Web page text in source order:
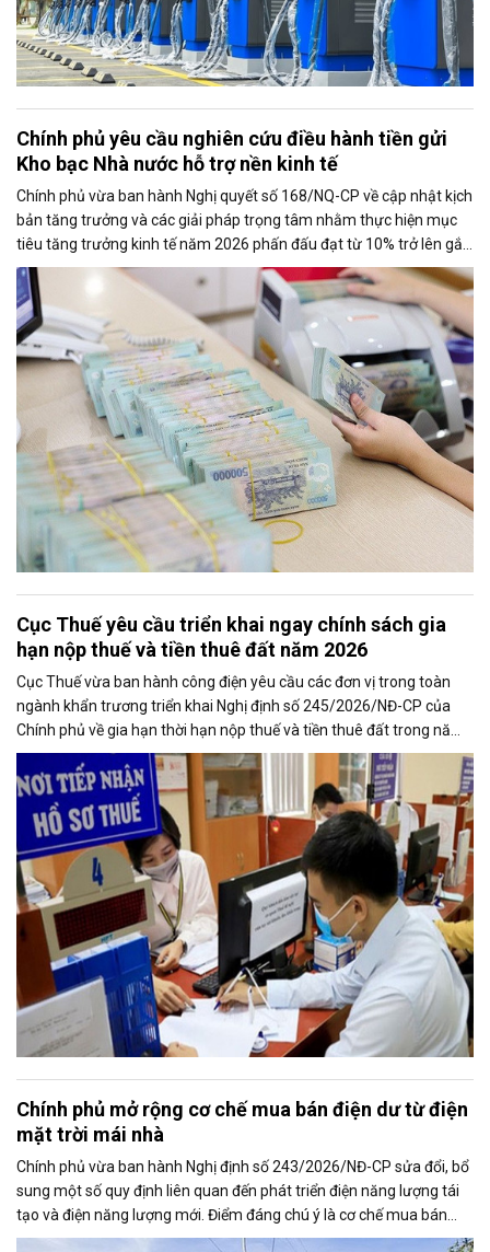
Chính phủ yêu cầu nghiên cứu điều hành tiền gửi
Kho bạc Nhà nước hỗ trợ nền kinh tế
Chính phủ vừa ban hành Nghị quyết số 168/NQ-CP về cập nhật kịch
bản tăng trưởng và các giải pháp trọng tâm nhằm thực hiện mục
tiêu tăng trưởng kinh tế năm 2026 phấn đấu đạt từ 10% trở lên gắn
với giữ vững ổn định kinh tế vĩ mô. Một trong những nhiệm vụ đáng
chú ý là nghiên cứu điều hành tiền gửi của Kho bạc Nhà nước tại
các ngân hàng thương mại để tăng nguồn vốn ngắn hạn cho nền
kinh tế.
Cục Thuế yêu cầu triển khai ngay chính sách gia
hạn nộp thuế và tiền thuê đất năm 2026
Cục Thuế vừa ban hành công điện yêu cầu các đơn vị trong toàn
ngành khẩn trương triển khai Nghị định số 245/2026/NĐ-CP của
Chính phủ về gia hạn thời hạn nộp thuế và tiền thuê đất trong năm
2026, nhằm bảo đảm chính sách nhanh chóng đi vào thực tiễn và
hỗ trợ kịp thời cho người nộp thuế.
Chính phủ mở rộng cơ chế mua bán điện dư từ điện
mặt trời mái nhà
Chính phủ vừa ban hành Nghị định số 243/2026/NĐ-CP sửa đổi, bổ
sung một số quy định liên quan đến phát triển điện năng lượng tái
tạo và điện năng lượng mới. Điểm đáng chú ý là cơ chế mua bán
điện dư từ các hệ thống điện mặt trời mái nhà được mở rộng, trong